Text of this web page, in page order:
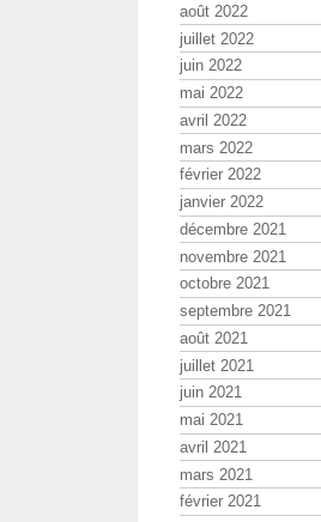
août 2022
juillet 2022
juin 2022
mai 2022
avril 2022
mars 2022
février 2022
janvier 2022
décembre 2021
novembre 2021
octobre 2021
septembre 2021
août 2021
juillet 2021
juin 2021
mai 2021
avril 2021
mars 2021
février 2021